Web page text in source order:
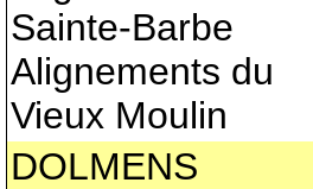
Sainte-Barbe
Alignements du
Vieux Moulin
DOLMENS